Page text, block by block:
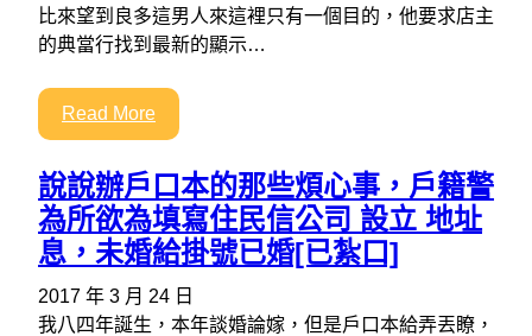
比來望到良多這男人來這裡只有一個目的，他要求店主
的典當行找到最新的顯示…
Read More
說說辦戶口本的那些煩心事，戶籍警
為所欲為填寫住民信公司 設立 地址
息，未婚給掛號已婚[已紮口]
2017 年 3 月 24 日
我八四年誕生，本年談婚論嫁，但是戶口本給弄丟瞭，